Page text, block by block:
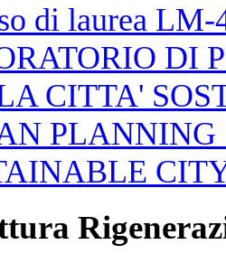
di laurea LM-
DI
CITTA'
PLANNING